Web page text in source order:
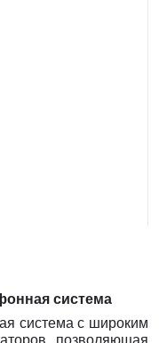
система
система с широким